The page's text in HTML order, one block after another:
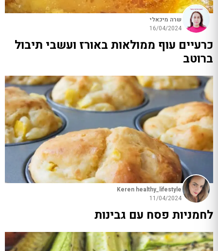
שרה מיכאלי
16/04/2024
כרעיים עוף ממולאות באורז ועשבי תיבול
ברוטב
Keren healthy_lifestyle
11/04/2024
לחמניות פסח עם גבינות